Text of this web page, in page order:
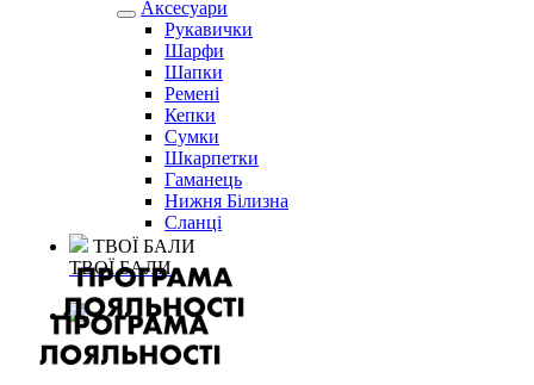
Аксесуари
Рукавички
Шарфи
Шапки
Ремені
Кепки
Сумки
Шкарпетки
Гаманець
Нижня Білизна
Сланці
ТВОЇ БАЛИ
ТВОЇ БАЛИ